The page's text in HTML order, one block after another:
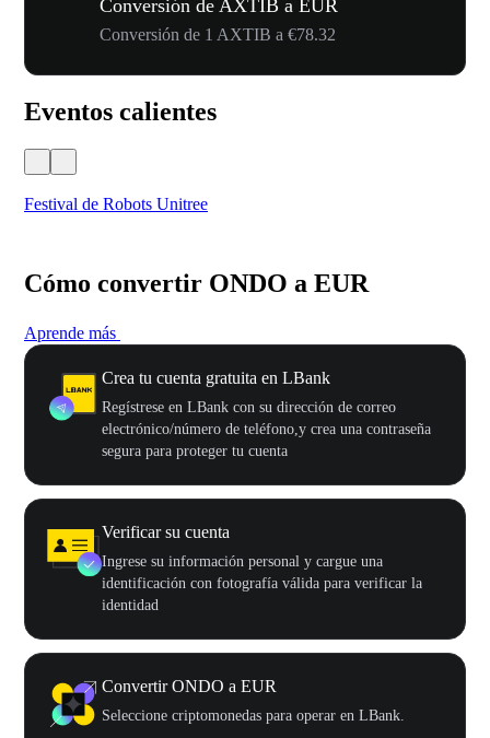
Conversión de AXTIB a EUR
Conversión de 1 AXTIB a €78.32
Eventos calientes
Festival de Robots Unitree
Cómo convertir ONDO a EUR
Aprende más
Crea tu cuenta gratuita en LBank
Regístrese en LBank con su dirección de correo
electrónico/número de teléfono,y crea una contraseña
segura para proteger tu cuenta
Verificar su cuenta
Ingrese su información personal y cargue una
identificación con fotografía válida para verificar la
identidad
Convertir ONDO a EUR
Seleccione criptomonedas para operar en LBank.